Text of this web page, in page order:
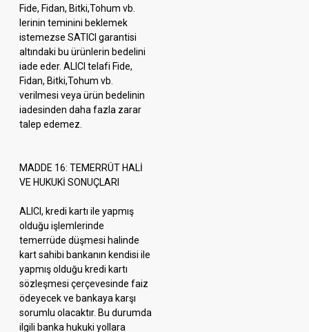
Fide, Fidan, Bitki,Tohum vb.
lerinin teminini beklemek
istemezse SATICI garantisi
altındaki bu ürünlerin bedelini
iade eder. ALICI telafi Fide,
Fidan, Bitki,Tohum vb.
verilmesi veya ürün bedelinin
iadesinden daha fazla zarar
talep edemez.
MADDE 16: TEMERRÜT HALİ
VE HUKUKİ SONUÇLARI
ALICI, kredi kartı ile yapmış
olduğu işlemlerinde
temerrüde düşmesi halinde
kart sahibi bankanın kendisi ile
yapmış olduğu kredi kartı
sözleşmesi çerçevesinde faiz
ödeyecek ve bankaya karşı
sorumlu olacaktır. Bu durumda
ilgili banka hukuki yollara